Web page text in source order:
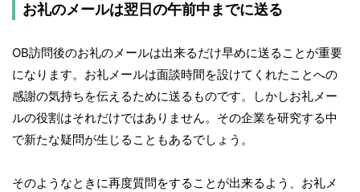
お礼のメールは翌日の午前中までに送る
OB訪問後のお礼のメールは出来るだけ早めに送ることが重要
になります。お礼メールは面談時間を設けてくれたことへの
感謝の気持ちを伝えるために送るものです。しかしお礼メー
ルの役割はそれだけではありません。その企業を研究する中
で新たな疑問が生じることもあるでしょう。
そのようなときに再度質問をすることが出来るよう、お礼メ